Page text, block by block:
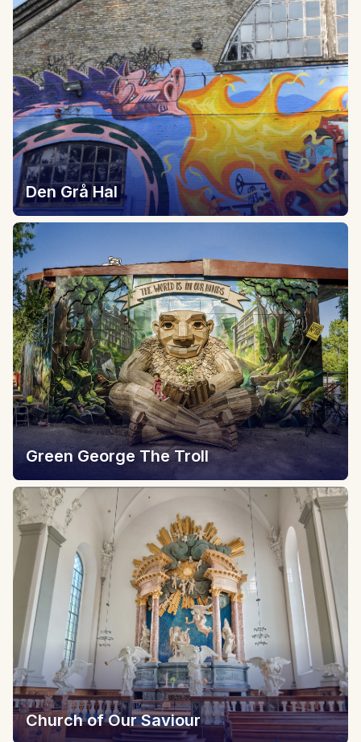
Den Grå Hal
Green George The Troll
Church of Our Saviour